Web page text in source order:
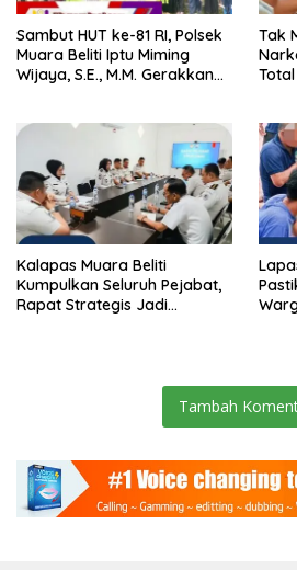
Sambut HUT ke-81 RI, Polsek
Muara Beliti Iptu Miming
Wijaya, S.E., M.M. Gerakkan
Tak
Kalapas Muara Beliti
Kumpulkan Seluruh Pejabat,
Rapat Strategis Jadi
Tambah